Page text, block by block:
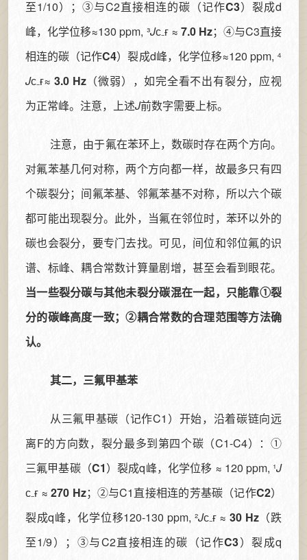
至1/10）；③与C2直接相连的碳（记作C3）裂成d
峰，化学位移≈130 ppm, ³Jᴄ₋ғ ≈ 7.0 Hz；④与C3直接
相连的碳（记作C4）裂成d峰，化学位移≈120 ppm, ⁴
Jᴄ₋ғ≈ 3.0 Hz（微弱），如完全看不出有裂分，应视
为正常峰。注意，上述J前数字需要上标。
注意，由于氟在苯环上，数碳时存在两个方向。
对氟苯基几何对称，两个方向都一样，故最多只有四
个碳裂分；间氟苯基、邻氟苯基不对称，所以六个碳
都可能出现裂分。此外，当氟在邻位时，苯环以外的
碳也会裂分，要专门去找。可见，间位和邻位氟的识
谱、标峰、耦合常数计算量剧增，甚至会看到眼花。
当一些裂分碳与其他未裂分碳混在一起，只能靠①裂
分的碳峰高度一致；②耦合常数的合理范围等方法确
认。
其二，三氟甲基苯
从三氟甲基碳（记作C1）开始，沿着碳链向远
离F的方向数，裂分最多到第四个碳（C1-C4）：①
三氟甲基碳（C1）裂成q峰，化学位移 ≈ 120 ppm, ¹J
ᴄ₋ғ ≈270 Hz；②与C1直接相连的芳基碳（记作C2）
裂成q峰，化学位移120-130 ppm, ²Jᴄ₋ғ ≈ 30 Hz（跌
至1/9）；③与C2直接相连的碳（记作C3）裂成q